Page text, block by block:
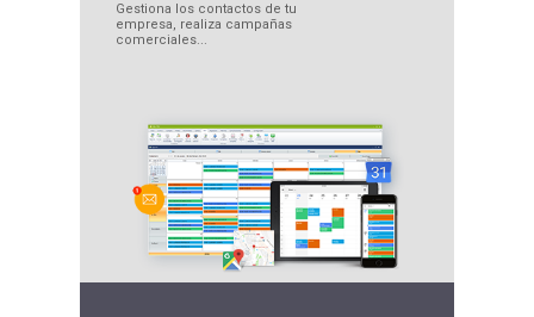
Gestiona los contactos de tu
empresa, realiza campañas
comerciales...